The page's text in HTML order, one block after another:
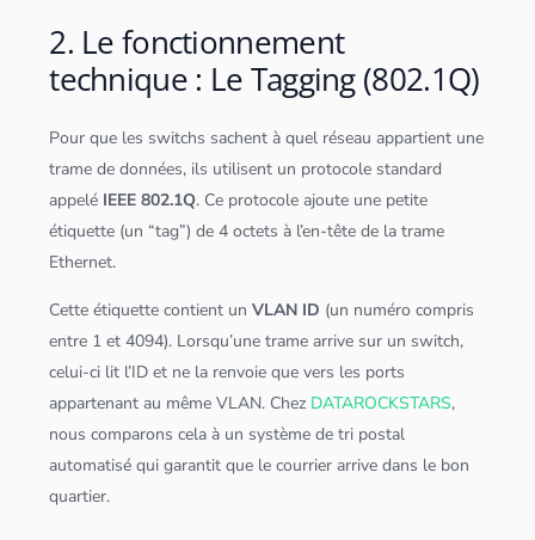
2. Le fonctionnement
technique : Le Tagging (802.1Q)
Pour que les switchs sachent à quel réseau appartient une
trame dedonnées, ils utilisent un protocole standard
appelé IEEE 802.1Q. Ce protocole ajoute une petite
étiquette (un “tag”) de 4 octets à l’en-tête de la trame
Ethernet.
Cette étiquette contient unVLAN ID (un numéro compris
entre 1 et 4094). Lorsqu’une trame arrive sur un switch,
celui-ci lit l’ID et ne la renvoie que vers les ports
appartenant au même VLAN. Chez DATAROCKSTARS,
nous comparons cela à un système de tri postal
automatisé qui garantit que le courrier arrive dans le bon
quartier.